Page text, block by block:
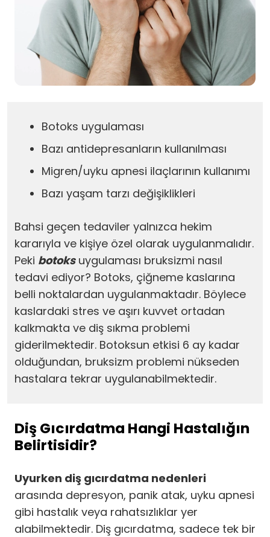
Botoks uygulaması
Bazı antidepresanların kullanılması
Migren/uyku apnesi ilaçlarının kullanımı
Bazı yaşam tarzı değişiklikleri
Bahsi geçen tedaviler yalnızca hekim
kararıyla ve kişiye özel olarak uygulanmalıdır.
Peki botoksuygulaması bruksizmi nasıl
tedavi ediyor? Botoks, çiğneme kaslarına
belli noktalardan uygulanmaktadır. Böylece
kaslardaki stres ve aşırı kuvvet ortadan
kalkmakta ve diş sıkma problemi
giderilmektedir. Botoksun etkisi 6 ay kadar
olduğundan, bruksizm problemi nükseden
hastalara tekrar uygulanabilmektedir.
Diş Gıcırdatma Hangi Hastalığın
Belirtisidir?
Uyurken diş gıcırdatma nedenleri
arasında depresyon, panik atak, uyku apnesi
gibi hastalık veya rahatsızlıklar yer
alabilmektedir. Diş gıcırdatma, sadece tek bir